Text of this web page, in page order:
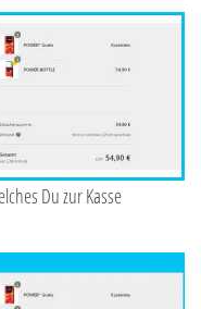
Du zur Kasse